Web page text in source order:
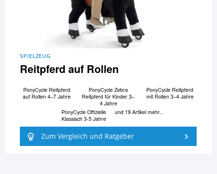
SPIELZEUG
Reitpferd auf Rollen
PonyCycle Reitpferd
auf Rollen 4–7 Jahre
PonyCycle Zebra
Reitpferd für Kinder 3–
4 Jahre
PonyCycle Reitpferd
mit Rollen 3–4 Jahre
PonyCycle Offizielle
Klassisch 3-5 Jahre
und 19 Artikel mehr...
Zum Vergleich und Ratgeber